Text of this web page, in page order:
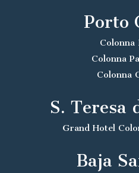
Porto
Colonna
Colonna
Colonna
S. Teresa
Grand Hotel
Baja